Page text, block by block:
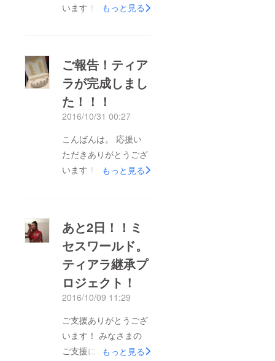
います！ 明日10月31
た！ ご支援いただき
ましたみなさまのお名
前をしっかりとケース
に刻み込み、世界大会
ミセスワールドティア
ラ継承プロジェクトの
第二章、世界大会への
に輝いて参ります！
ありがとうございま
す！！！ ミセスワー
ルド 日本代表 山口真
紀
もっと見る
ご報告！ティア
ラが完成しまし
た！！！
2016/10/31 00:27
こんばんは。 応援い
ただきありがとうござ
います！ 明日10月31
た！ ご支援いただき
ましたみなさまのお名
前をしっかりとケース
に刻み込み、世界大会
へ行って参ります。
ラ継承プロジェクトの
第二章、世界大会への
1回目のバトンが回り
もっと見る
あと2日！！ミ
セスワールド。
ティアラ継承プ
ロジェクト！
2016/10/09 11:29
ご支援ありがとうござ
います！ みなさまの
ご支援によりプロジェ
もっと見る